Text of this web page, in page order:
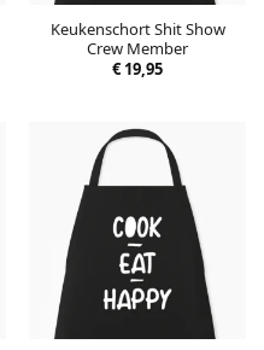
Keukenschort Shit Show
Crew Member
€19,95